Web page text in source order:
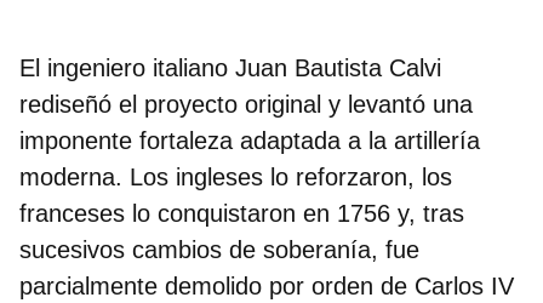
El ingeniero italiano Juan Bautista Calvi
rediseñó el proyecto original y levantó una
imponente fortaleza adaptada a la artillería
moderna. Los ingleses lo reforzaron, los
franceses lo conquistaron en 1756 y, tras
sucesivos cambios de soberanía, fue
parcialmente demolido por orden de Carlos IV